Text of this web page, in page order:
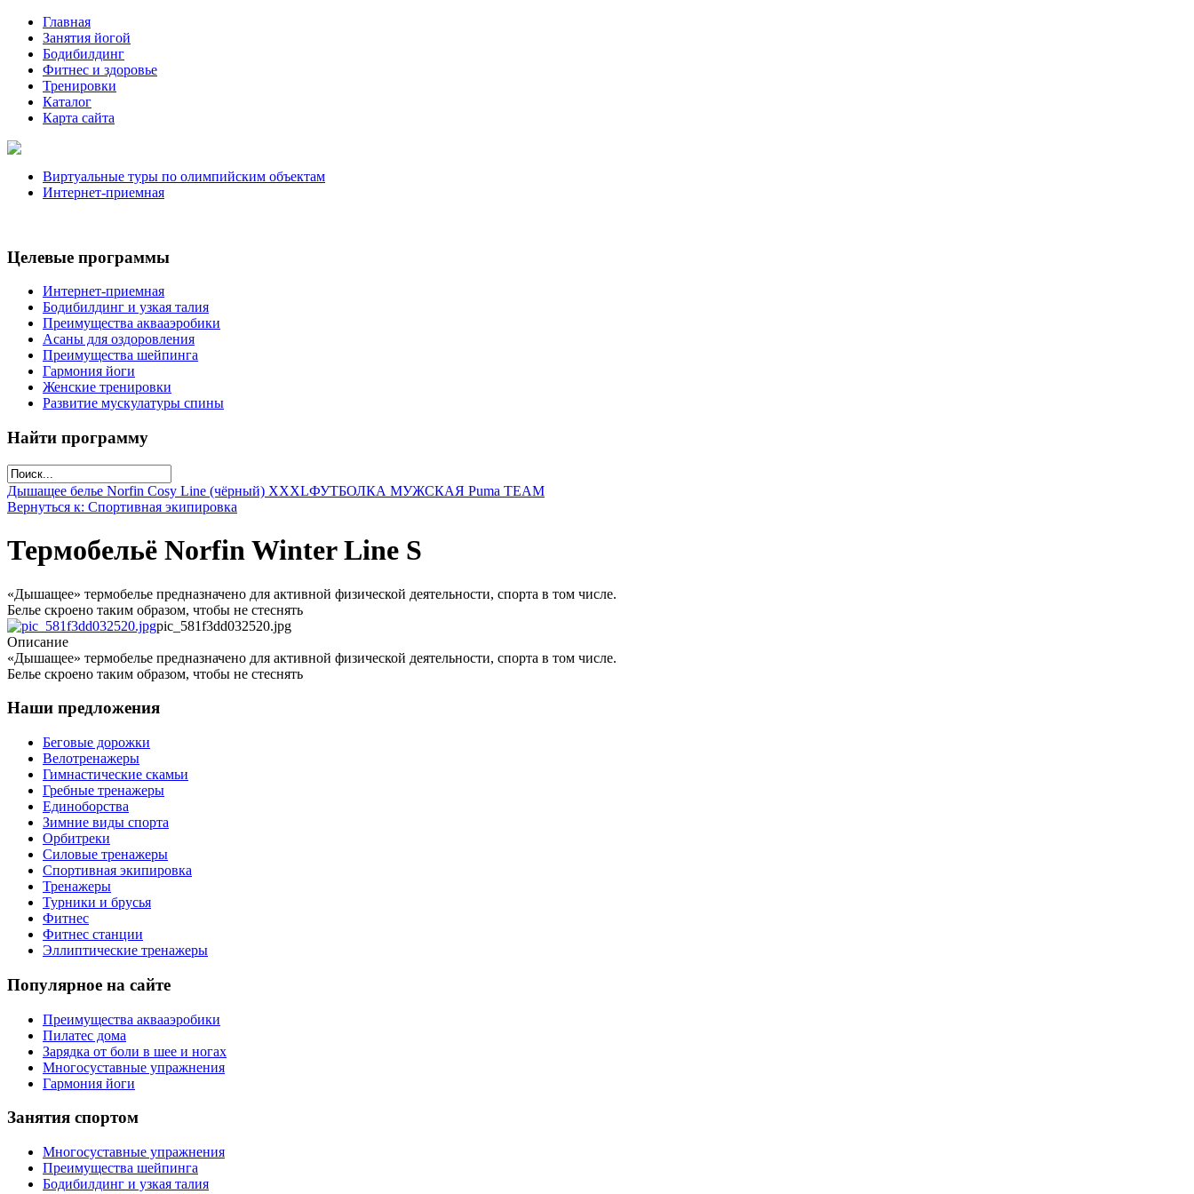
Главная
Занятия йогой
Бодибилдинг
Фитнес и здоровье
Тренировки
Каталог
Карта сайта
Виртуальные туры по олимпийским объектам
Интернет-приемная
Целевые программы
Интернет-приемная
Бодибилдинг и узкая талия
Преимущества аквааэробики
Асаны для оздоровления
Преимущества шейпинга
Гармония йоги
Женские тренировки
Развитие мускулатуры спины
Найти программу
Дышащее белье Norfin Cosy Line (чёрный) XXXLФУТБОЛКА МУЖСКАЯ Puma TEAM
Вернуться к: Спортивная экипировка
Термобельё Norfin Winter Line S
«Дышащее» термобелье предназначено для активной физической деятельности, спорта в том числе.
Белье скроено таким образом, чтобы не стеснять
pic_581f3dd032520.jpg
Описание
«Дышащее» термобелье предназначено для активной физической деятельности, спорта в том числе.
Белье скроено таким образом, чтобы не стеснять
Наши предложения
Беговые дорожки
Велотренажеры
Гимнастические скамьи
Гребные тренажеры
Единоборства
Зимние виды спорта
Орбитреки
Силовые тренажеры
Спортивная экипировка
Тренажеры
Турники и брусья
Фитнес
Фитнес станции
Эллиптические тренажеры
Популярное на сайте
Преимущества аквааэробики
Пилатес дома
Зарядка от боли в шее и ногах
Многосуставные упражнения
Гармония йоги
Занятия спортом
Многосуставные упражнения
Преимущества шейпинга
Бодибилдинг и узкая талия